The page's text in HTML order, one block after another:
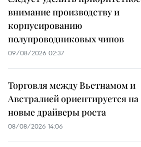
внимание производству и
корпусированию
полупроводниковых чипов
09/08/2026 02:37
Торговля между Вьетнамом и
Австралией ориентируется на
новые драйверы роста
08/08/2026 14:06